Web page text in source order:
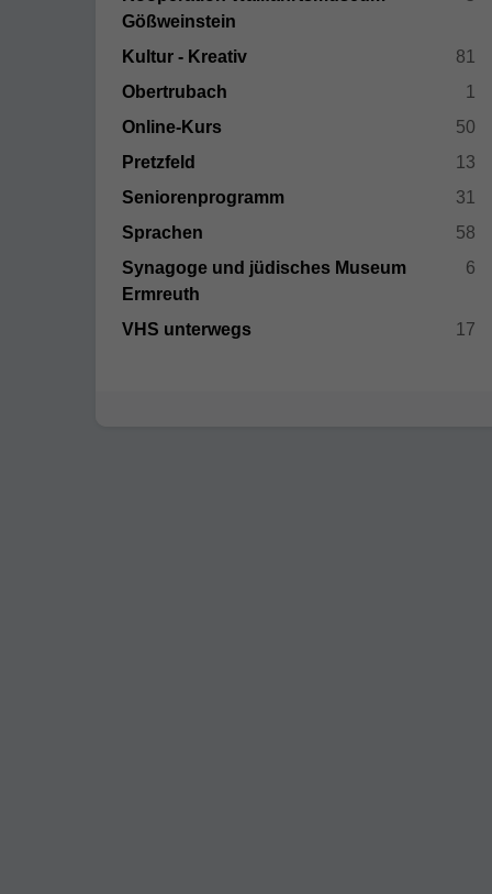
Gößweinstein
Kultur - Kreativ
81
Obertrubach
1
Online-Kurs
50
Pretzfeld
13
Seniorenprogramm
31
Sprachen
58
Synagoge und jüdisches Museum
Ermreuth
6
VHS unterwegs 17